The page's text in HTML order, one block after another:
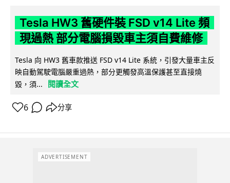
Tesla HW3 舊硬件裝 FSD v14 Lite 頻
現過熱 部分電腦損毀車主須自費維修
Tesla 向 HW3 舊車款推送 FSD v14 Lite 系統，引發大量車主反
映自動駕駛電腦嚴重過熱，部分更觸發高溫保護甚至直接燒
毀，須...
閱讀全文
6 分享
ADVERTISEMENT